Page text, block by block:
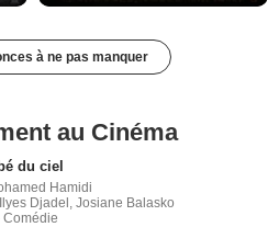
à ne pas manquer
au Cinéma
du ciel
Hamidi
Djadel, Josiane Balasko
Comédie